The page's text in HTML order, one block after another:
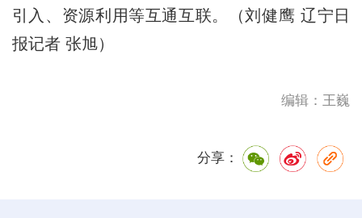
引入、资源利用等互通互联。（刘健鹰 辽宁日
报记者 张旭）
编辑：王巍
分享：